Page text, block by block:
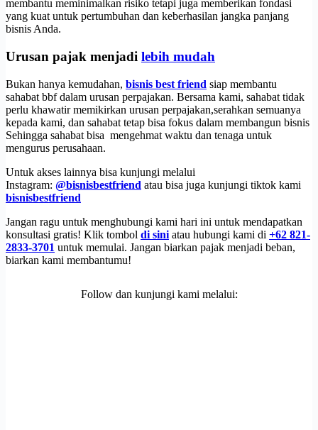
membantu meminimalkan risiko tetapi juga memberikan fondasi
yang kuat untuk pertumbuhan dan keberhasilan jangka panjang
bisnis Anda.
Urusan pajak menjadi lebih mudah
Bukan hanya kemudahan, bisnis best friend siap membantu
sahabat bbf dalam urusan perpajakan. Bersama kami, sahabat tidak
perlu khawatir memikirkan urusan perpajakan,serahkan semuanya
kepada kami, dan sahabat tetap bisa fokus dalam membangun bisnis
Sehingga sahabat bisa mengehmat waktu dan tenaga untuk
mengurus perusahaan.
Untuk akses lainnya bisa kunjungi melalui
Instagram: @bisnisbestfriend atau bisa juga kunjungi tiktok kami
bisnisbestfriend
Jangan ragu untuk menghubungi kami hari ini untuk mendapatkan
konsultasi gratis! Klik tombol di sini atau hubungi kami di +62 821-
2833-3701 untuk memulai. Jangan biarkan pajak menjadi beban,
biarkan kami membantumu!
Follow dan kunjungi kami melalui: